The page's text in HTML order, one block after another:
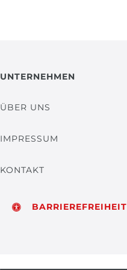
UNTERNEHMEN
ÜBER UNS
IMPRESSUM
KONTAKT
BARRIEREFREIHEIT